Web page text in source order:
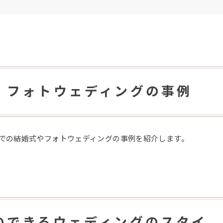
ォトウェディングの事例
結婚式やフォトウェディングの事例を紹介します。